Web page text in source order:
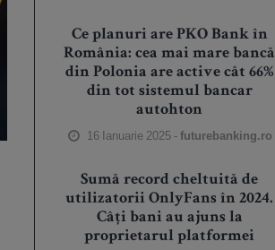
Ce planuri are PKO Bank în
România: cea mai mare bancă
din Polonia are active cât 66%
din tot sistemul bancar
autohton
16 Ianuarie 2025 -futurebanking.ro
Sumă record cheltuită de
utilizatorii OnlyFans în 2024.
Câți bani au ajuns la
proprietarul platformei